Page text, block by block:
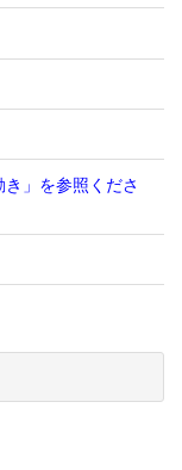
」を参照くださ